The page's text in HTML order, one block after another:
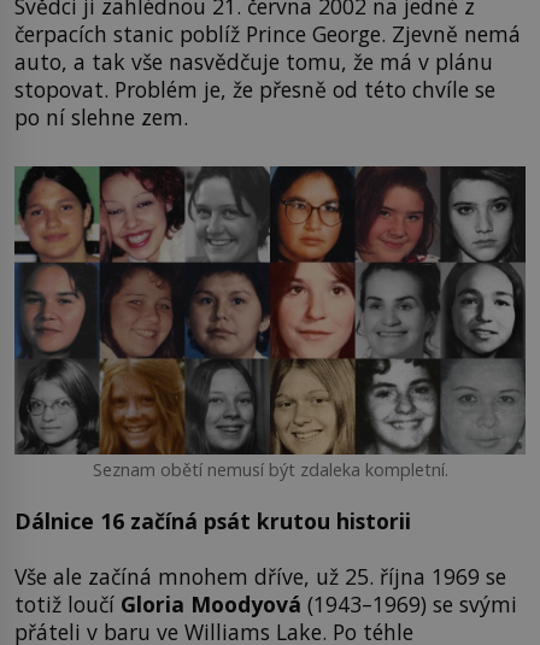
Svědci ji zahlédnou 21. června 2002 na jedné z
čerpacích stanic poblíž Prince George. Zjevně nemá
auto, a tak vše nasvědčuje tomu, že má v plánu
stopovat. Problém je, že přesně od této chvíle se
po ní slehne zem.
Seznam obětí nemusí být zdaleka kompletní.
Dálnice 16 začíná psát krutou historii
Vše ale začíná mnohem dříve, už 25. října 1969 se
totiž loučí Gloria Moodyová (1943–1969) se svými
přáteli v baru ve Williams Lake. Po téhle